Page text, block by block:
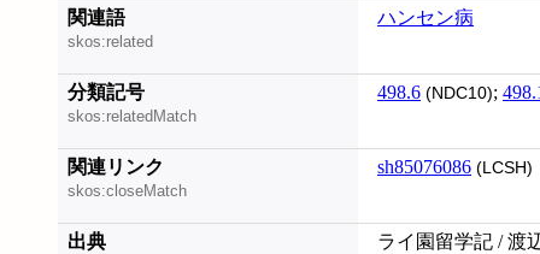
関連語
skos:related
ハンセン病
分類記号
skos:relatedMatch
498.6 (NDC10);
関連リンク
skos:closeMatch
sh85076086 (LCSH)
出典 ライ園留学記 / 渡